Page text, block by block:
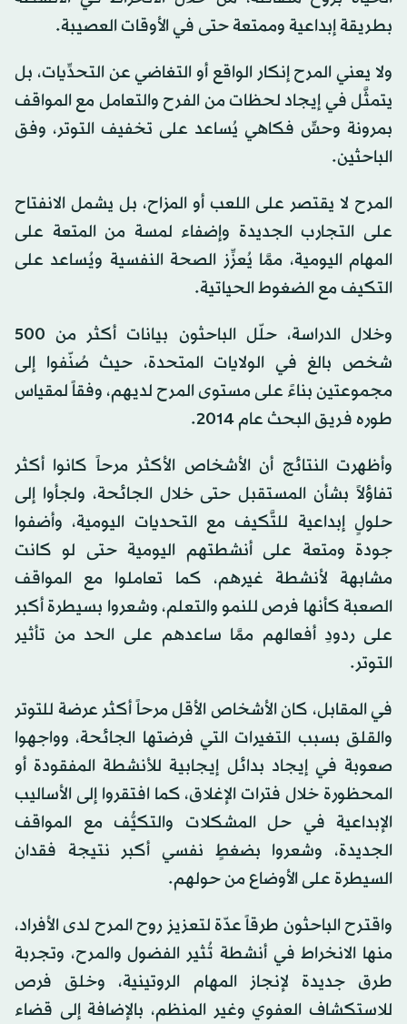
بطريقة إبداعية وممتعة حتى في الأوقات العصيبة.
ولا يعني المرح إنكار الواقع أو التغاضي عن التحدِّيات، بل
يتمثَّل في إيجاد لحظات من الفرح والتعامل مع المواقف
بمرونة وحسٍّ فكاهي يُساعد على تخفيف التوتر، وفق
الباحثين.
المرح لا يقتصر على اللعب أو المزاح، بل يشمل الانفتاح
على التجارب الجديدة وإضفاء لمسة من المتعة على
المهام اليومية، ممَّا يُعزِّز الصحة النفسية ويُساعد على
التكيف مع الضغوط الحياتية.
وخلال الدراسة، حلّل الباحثون بيانات أكثر من 500
شخص بالغ في الولايات المتحدة، حيث صُنّفوا إلى
مجموعتين بناءً على مستوى المرح لديهم، وفقاً لمقياس
طوره فريق البحث عام 2014.
وأظهرت النتائج أن الأشخاص الأكثر مرحاً كانوا أكثر
تفاؤلاً بشأن المستقبل حتى خلال الجائحة، ولجأوا إلى
حلولٍ إبداعية للتَّكيف مع التحديات اليومية، وأضفوا
جودة ومتعة على أنشطتهم اليومية حتى لو كانت
مشابهة لأنشطة غيرهم، كما تعاملوا مع المواقف
الصعبة كأنها فرص للنمو والتعلم، وشعروا بسيطرة أكبر
على ردودِ أفعالهم ممَّا ساعدهم على الحد من تأثير
التوتر.
في المقابل، كان الأشخاص الأقل مرحاً أكثر عرضة للتوتر
والقلق بسبب التغيرات التي فرضتها الجائحة، وواجهوا
صعوبة في إيجاد بدائل إيجابية للأنشطة المفقودة أو
المحظورة خلال فترات الإغلاق، كما افتقروا إلى الأساليب
الإبداعية في حل المشكلات والتكيُّف مع المواقف
الجديدة، وشعروا بضغطٍ نفسي أكبر نتيجة فقدان
السيطرة على الأوضاع من حولهم.
واقترح الباحثون طرقاً عدّة لتعزيز روح المرح لدى الأفراد،
منها الانخراط في أنشطة تُثير الفضول والمرح، وتجربة
طرق جديدة لإنجاز المهام الروتينية، وخلق فرص
للاستكشاف العفوي وغير المنظم، بالإضافة إلى قضاء